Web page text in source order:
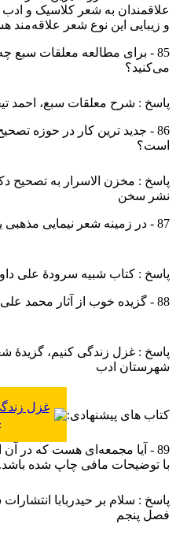
علاقمندان به شعر کلاسیک و
و زیبایی این نوع شعر علاقه‌مند
85 - برای مطالعه معلقات سبع
می‌کنید؟
پاسخ : شرح معلقات سبع، احمد
86 - جدید ترین کار در حوزه
است؟
پاسخ : مخزن الاسرار به تصحیح
نشر سخن
87 - در زمینه شعر نیمایی مذهبی یک نمونه معرفی کنید.
پاسخ : کتاب شبیه سرودهٔ علی
88 - گزیده خوب از آثار محمد علی بهمنی معرفی کنید.
پاسخ : غزل زندگی کنیم، گزیدهٔ
شهرستان ادب
کتاب های پیشنهادی:
غزل
89 - آیا مجمعه‌ای هست که در آن
با توضیحات مافی چاپ شده باشد.
پاسخ : سلام بر حیدربابا
فصل پنجم